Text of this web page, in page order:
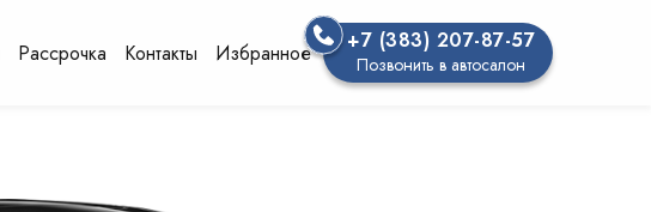
Рассрочка Контакты Избранное +7 (383) 207-87-57
Позвонить в автосалон